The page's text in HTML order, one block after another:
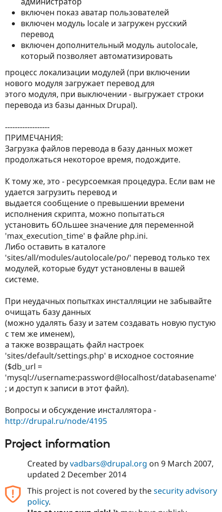
включен показ аватар пользователей
включен модуль locale и загружен русский
перевод
включен дополнительный модуль autolocale,
который позволяет автоматизировать
процесс локализации модулей (при включении
нового модуля загружает перевод для
этого модуля, при выключении - выгружает строки
перевода из базы данных Drupal).
------------------
ПРИМЕЧАНИЯ:
Загрузка файлов перевода в базу данных может
продолжаться некоторое время, подождите.
К тому же, это - ресурсоемкая процедура. Если вам не
удается загрузить перевод и
выдается сообщение о превышении времени
исполнения скрипта, можно попытаться
установить бОльшее значение для переменной
'max_execution_time' в файле php.ini.
Либо оставить в каталоге
'sites/all/modules/autolocale/po/' перевод только тех
модулей, которые будут установлены в вашей
системе.
При неудачных попытках инсталляции не забывайте
очищать базу данных
(можно удалять базу и затем создавать новую пустую
с тем же именем),
а также возвращать файл настроек
'sites/default/settings.php' в исходное состояние
($db_url =
'mysql://username:password@localhost/databasename'
; и доступ к записи в этот файл).
Вопросы и обсуждение инсталлятора -
http://drupal.ru/node/4195
Project information
Created byvadbars@drupal.org on 9 March 2007,
updated 2 December 2014
This project is not covered by thesecurity advisory
policy.